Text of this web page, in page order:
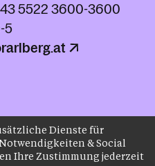
5522 3600-3600
5
Dienste für
& Social
Ihre Zustimmung jederzeit